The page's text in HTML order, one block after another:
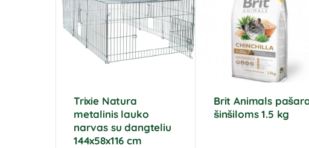
Trixie Natura
metalinis lauko
narvas su dangteliu
144x58x116 cm
Brit Animals
šinšiloms 1.5 kg